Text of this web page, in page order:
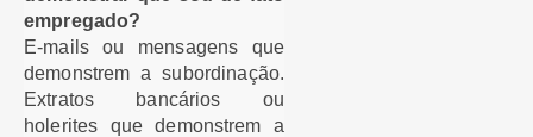
empregado?
E-mails ou mensagens que
demonstrem a subordinação.
Extratos bancários ou
holerites que demonstrem a